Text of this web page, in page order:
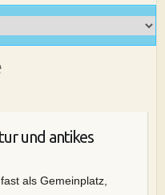
und antikes
als Gemeinplatz,